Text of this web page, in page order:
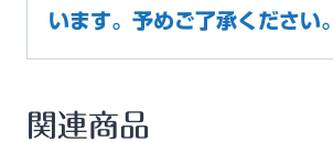
います。予めご了承ください。
関連商品